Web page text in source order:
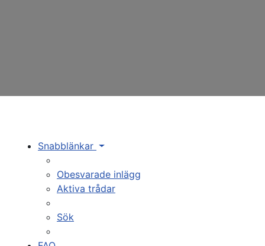
Snabblänkar
Obesvarade inlägg
Aktiva trådar
Sök